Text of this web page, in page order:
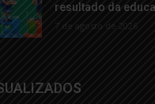
resultado da
7 de agosto de 2026